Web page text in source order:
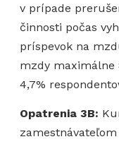
v prípade
činnosti počas
príspevok na
mzdy maximálne
4,7%
Opatrenia 3B:
zamestnávateľom